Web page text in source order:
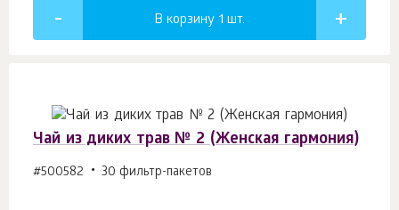
В корзину 1 шт.
Чай из диких трав № 2 (Женская гармония)
#500582 30 фильтр-пакетов